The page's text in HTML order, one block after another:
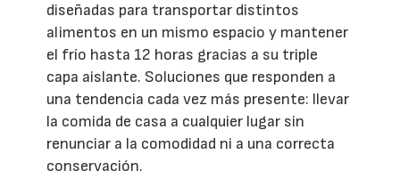
diseñadas para transportar distintos
alimentos en un mismo espacio y mantener
el frío hasta 12 horas gracias a su triple
capa aislante. Soluciones que responden a
una tendencia cada vez más presente: llevar
la comida de casa a cualquier lugar sin
renunciar a la comodidad ni a una correcta
conservación.